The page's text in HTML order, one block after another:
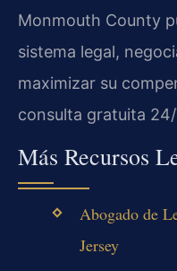
Monmouth County
sistema legal,
maximizar su
consulta gratuita 24/
Más Recursos
Abogado de
Jersey